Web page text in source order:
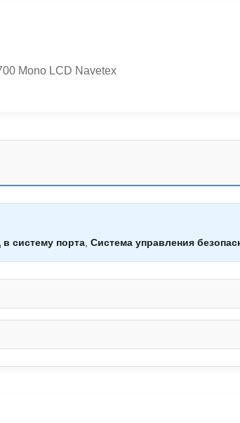
Mono LCD Navetex
систему порта Система управления